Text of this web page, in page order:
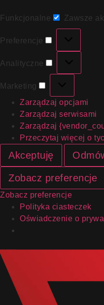
Funkcjonalne Zawsze
Preferencje
Analityczne
Marketing
Zarządzaj opcjami
Zarządzaj serwisami
Zarządzaj
Przeczytaj więcej o
Akceptuję
Zobacz preferencje
Zobacz preferencje
Polityka ciasteczek
Oświadczenie o